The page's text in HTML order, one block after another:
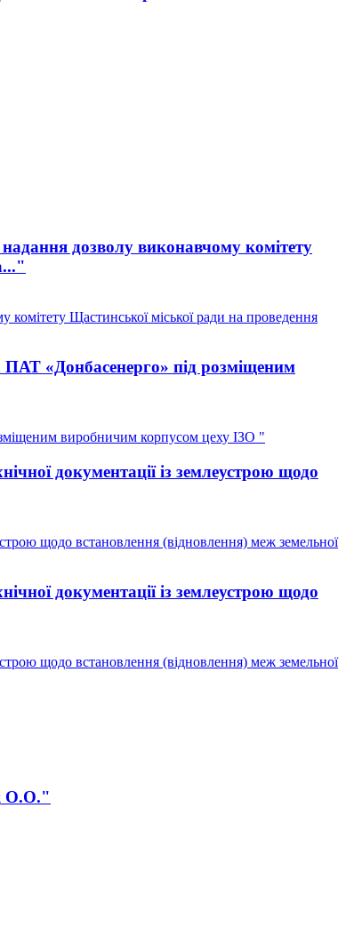
дозволу виконавчому комітету
Щастинської міської ради на проведення
«Донбасенерго» під розміщеним
виробничим корпусом цеху ІЗО "
документації із землеустрою щодо
щодо встановлення (відновлення) меж земельної
документації із землеустрою щодо
щодо встановлення (відновлення) меж земельної
О.О."